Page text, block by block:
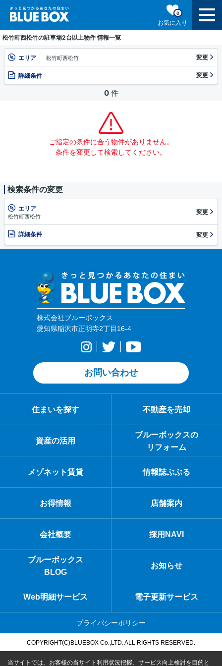
お気に入り
0
松竹町西松竹の駐車場2台以上物件 情報一覧
エリア 松竹町西松竹 変更
詳細条件 変更
0 件
ご指定の条件に合う物件がありません。
条件を変更して検索してください。
検索条件の変更
エリア
松竹町西松竹
変更
詳細条件 変更
株式会社ブルーボックス
愛知県稲沢市正明寺2丁目16-4
お問い合わせ
住まいを探す 不動産を売却
資産の活用
ブルーボックスの
リフォーム
メゾネット賃貸 情報誌ぶぶる
お得情報 店舗案内
会社概要 採用NAVI
ブルーボックス
BLOG
お知らせ
Web明細サービス 電子更新サービス
プライバシーポリシー
COPYRIGHT(C)BLUEBOX Co.,LTD. ALL RIGHTS RESERVED.
当サイトでは、お客様の当サイト利用状況把握、サービス向上検討を目的と